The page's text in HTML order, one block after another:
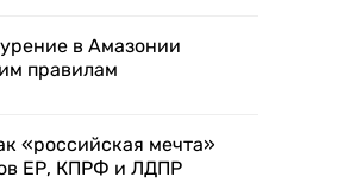
в Амазонии
правилам
«российская мечта»
ЕР, КПРФ и ЛДПР